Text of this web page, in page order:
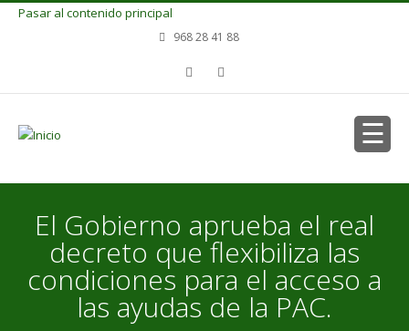
Pasar al contenido principal
968 28 41 88
El Gobierno aprueba el real
decreto que flexibiliza las
condiciones para el acceso a
las ayudas de la PAC.